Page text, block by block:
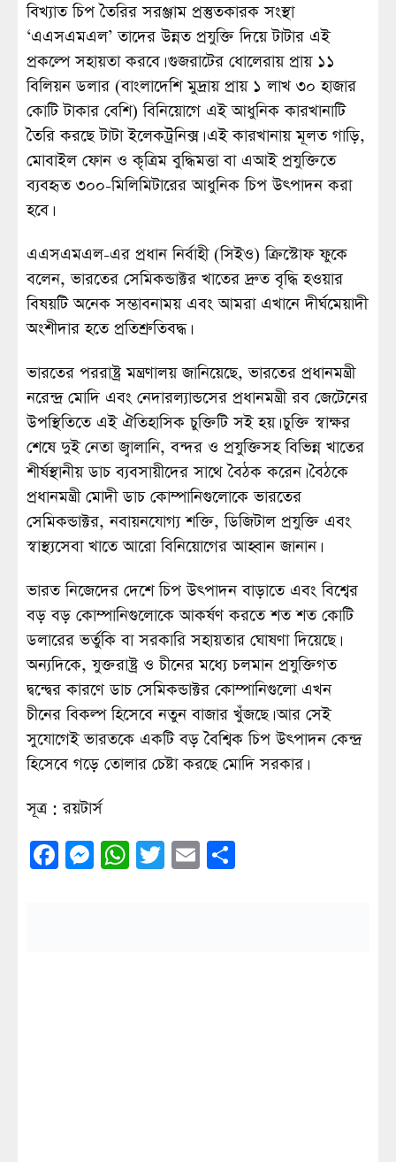
বিখ্যাত চিপ তৈরির সরঞ্জাম প্রস্তুতকারক সংস্থা
‘এএসএমএল’ তাদের উন্নত প্রযুক্তি দিয়ে টাটার এই
প্রকল্পে সহায়তা করবে। গুজরাটের ধোলেরায় প্রায় ১১
বিলিয়ন ডলার (বাংলাদেশি মুদ্রায় প্রায় ১ লাখ ৩০ হাজার
কোটি টাকার বেশি) বিনিয়োগে এই আধুনিক কারখানাটি
তৈরি করছে টাটা ইলেকট্রনিক্স। এই কারখানায় মূলত গাড়ি,
মোবাইল ফোন ও কৃত্রিম বুদ্ধিমত্তা বা এআই প্রযুক্তিতে
ব্যবহৃত ৩০০-মিলিমিটারের আধুনিক চিপ উৎপাদন করা
হবে।
এএসএমএল-এর প্রধান নির্বাহী (সিইও) ক্রিস্টোফ ফুকে
বলেন, ভারতের সেমিকন্ডাক্টর খাতের দ্রুত বৃদ্ধি হওয়ার
বিষয়টি অনেক সম্ভাবনাময় এবং আমরা এখানে দীর্ঘমেয়াদী
অংশীদার হতে প্রতিশ্রুতিবদ্ধ।
ভারতের পররাষ্ট্র মন্ত্রণালয় জানিয়েছে, ভারতের প্রধানমন্ত্রী
নরেন্দ্র মোদি এবং নেদারল্যান্ডসের প্রধানমন্ত্রী রব জেটেনের
উপস্থিতিতে এই ঐতিহাসিক চুক্তিটি সই হয়। চুক্তি স্বাক্ষর
শেষে দুই নেতা জ্বালানি, বন্দর ও প্রযুক্তিসহ বিভিন্ন খাতের
শীর্ষস্থানীয় ডাচ ব্যবসায়ীদের সাথে বৈঠক করেন। বৈঠকে
প্রধানমন্ত্রী মোদী ডাচ কোম্পানিগুলোকে ভারতের
সেমিকন্ডাক্টর, নবায়নযোগ্য শক্তি, ডিজিটাল প্রযুক্তি এবং
স্বাস্থ্যসেবা খাতে আরো বিনিয়োগের আহ্বান জানান।
ভারত নিজেদের দেশে চিপ উৎপাদন বাড়াতে এবং বিশ্বের
বড় বড় কোম্পানিগুলোকে আকর্ষণ করতে শত শত কোটি
ডলারের ভর্তুকি বা সরকারি সহায়তার ঘোষণা দিয়েছে।
অন্যদিকে, যুক্তরাষ্ট্র ও চীনের মধ্যে চলমান প্রযুক্তিগত
দ্বন্দ্বের কারণে ডাচ সেমিকন্ডাক্টর কোম্পানিগুলো এখন
চীনের বিকল্প হিসেবে নতুন বাজার খুঁজছে। আর সেই
সুযোগেই ভারতকে একটি বড় বৈশ্বিক চিপ উৎপাদন কেন্দ্র
হিসেবে গড়ে তোলার চেষ্টা করছে মোদি সরকার।
সূত্র : রয়টার্স
Facebook
Messenger
WhatsApp
Twitter
Email